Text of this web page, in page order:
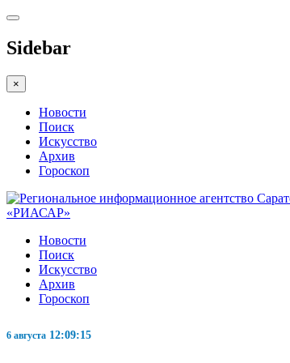
Sidebar
×
Новости
Поиск
Искусство
Архив
Гороскоп
«РИАСАР»
Новости
Поиск
Искусство
Архив
Гороскоп
6 августа 12:09:16